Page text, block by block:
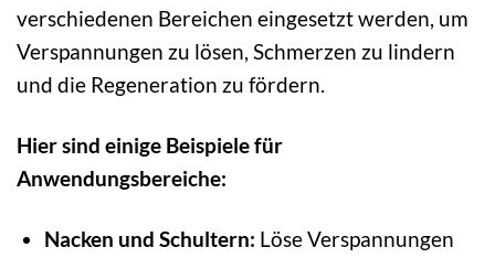
verschiedenen Bereichen eingesetzt werden, um
Verspannungen zu lösen, Schmerzen zu lindern
und die Regeneration zu fördern.
Hier sind einige Beispiele für
Anwendungsbereiche:
Nacken und Schultern: Löse Verspannungen